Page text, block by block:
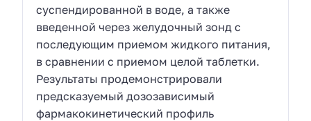
суспендированной в воде, а также
введенной через желудочный зонд с
последующим приемом жидкого питания,
в сравнении с приемом целой таблетки.
Результаты продемонстрировали
предсказуемый дозозависимый
фармакокинетический профиль